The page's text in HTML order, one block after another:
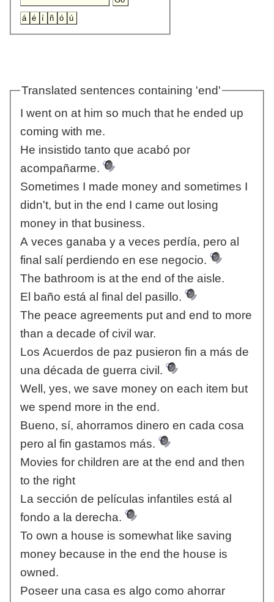
Translated sentences containing 'end'
I went on at him so much that he ended up
coming with me.
He insistido tanto que acabó por
acompañarme.
Sometimes I made money and sometimes I
didn't, but in the end I came out losing
money in that business.
A veces ganaba y a veces perdía, pero al
final salí perdiendo en ese negocio.
The bathroom is at the end of the aisle.
El baño está al final del pasillo.
The peace agreements put and end to more
than a decade of civil war.
Los Acuerdos de paz pusieron fin a más de
una década de guerra civil.
Well, yes, we save money on each item but
we spend more in the end.
Bueno, sí, ahorramos dinero en cada cosa
pero al fin gastamos más.
Movies for children are at the end and then
to the right
La sección de películas infantiles está al
fondo a la derecha.
To own a house is somewhat like saving
money because in the end the house is
owned.
Poseer una casa es algo como ahorrar